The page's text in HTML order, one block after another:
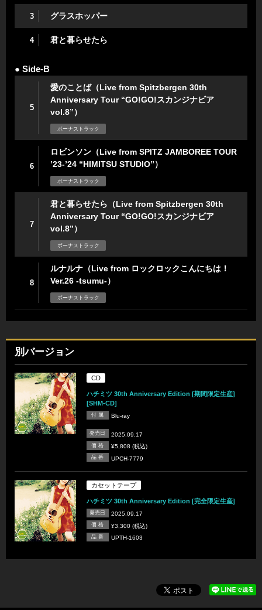
3 グラスホッパー
4 君と暮らせたら
● Side-B
5
愛のことば（Live from Spitzbergen 30th
Anniversary Tour “GO!GO!スカンジナビア
vol.8”）
ボーナストラック
6
ロビンソン（Live from SPITZ JAMBOREE TOUR
’23-’24 “HIMITSU STUDIO”）
ボーナストラック
7
君と暮らせたら（Live from Spitzbergen 30th
Anniversary Tour “GO!GO!スカンジナビア
vol.8”）
ボーナストラック
8
ルナルナ（Live from ロックロックこんにちは！
Ver.26 -tsumu-）
ボーナストラック
別バージョン
CD
ハチミツ 30th Anniversary Edition [期間限定生産]
[SHM-CD]
付 属 Blu-ray
発売日 2025.09.17
価 格 ¥5,808 (税込)
品 番 UPCH-7779
カセットテープ
ハチミツ 30th Anniversary Edition [完全限定生産]
発売日 2025.09.17
価 格 ¥3,300 (税込)
品 番 UPTH-1603